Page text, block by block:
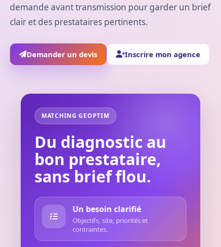
demande avant transmission pour garder un brief
clair et des prestataires pertinents.
Demander un devis Inscrire mon agence
MATCHING GEOPTIM
Du diagnostic au
bon prestataire,
sans brief flou.
Un besoin clarifié
Objectifs, site, priorités et
contraintes.